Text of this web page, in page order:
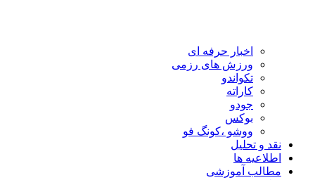
اخبار حرفه ای
ورزش های رزمی
تکواندو
کاراته
جودو
بوکس
ووشو ،کونگ فو
نقد و تحلیل
اطلاعیه ها
مطالب آموزشی